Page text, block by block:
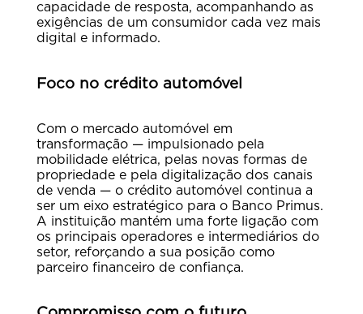
capacidade de resposta, acompanhando as
exigências de um consumidor cada vez mais
digital e informado.
Foco no crédito automóvel
Com o mercado automóvel em
transformação — impulsionado pela
mobilidade elétrica, pelas novas formas de
propriedade e pela digitalização dos canais
de venda — o crédito automóvel continua a
ser um eixo estratégico para o Banco Primus.
A instituição mantém uma forte ligação com
os principais operadores e intermediários do
setor, reforçando a sua posição como
parceiro financeiro de confiança.